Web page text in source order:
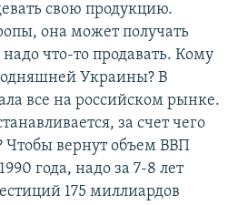
свою продукцию.
она может получать
что-то продавать. Кому
Украины? В
все на российском рынке.
за счет чего
Чтобы вернут объем ВВП
года, надо за 7-8 лет
175 миллиардов